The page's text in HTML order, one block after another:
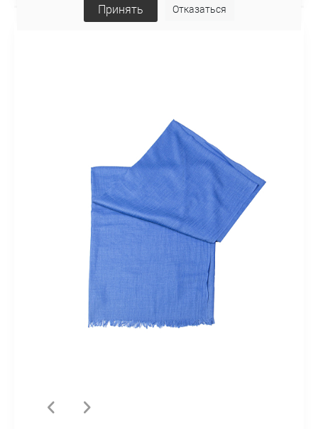
Принять Отказаться